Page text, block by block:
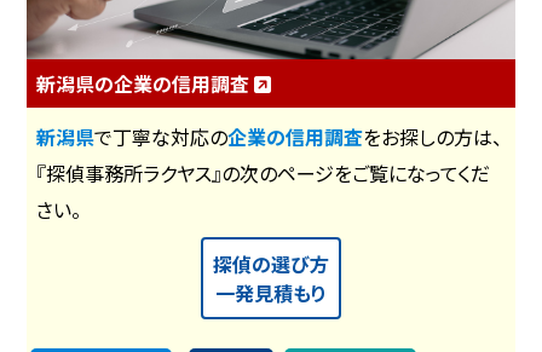
新潟県の企業の信用調査
新潟県で丁寧な対応の企業の信用調査をお探しの方は、
『探偵事務所ラクヤス』の次のページをご覧になってくだ
さい。
探偵の選び方
一発見積もり